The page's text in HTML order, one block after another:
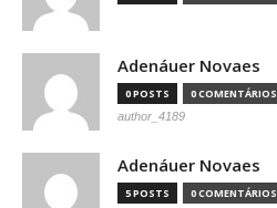
Adenáuer Novaes
0 POSTS 0 COMENTÁRIOS
author_4189
Adenáuer Novaes
5 POSTS 0 COMENTÁRIOS